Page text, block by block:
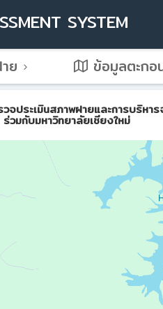
SYSTEM
ย ข้อมูลตะกอ
จประเมินสภาพฝายและการบริห
วมกับมหาวิทยาลัยเชียงใหม่